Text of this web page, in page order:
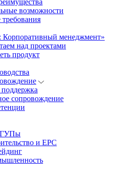
возможности
менеджмент»
над проектами
продукт
поддержка
сопровождение
и EPC